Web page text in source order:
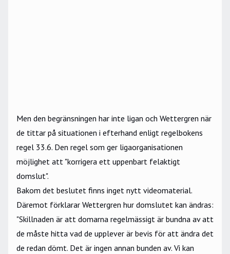
Men den begränsningen har inte ligan och Wettergren när
de tittar på situationen i efterhand enligt regelbokens
regel 33.6. Den regel som ger ligaorganisationen
möjlighet att "korrigera ett uppenbart felaktigt
domslut".
Bakom det beslutet finns inget nytt videomaterial.
Däremot förklarar Wettergren hur domslutet kan ändras:
"Skillnaden är att domarna regelmässigt är bundna av att
de måste hitta vad de upplever är bevis för att ändra det
de redan dömt. Det är ingen annan bunden av. Vi kan